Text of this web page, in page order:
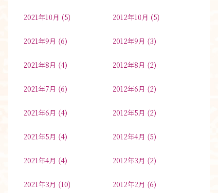
2021年10月 (5)
2021年9月 (6)
2021年8月 (4)
2021年7月 (6)
2021年6月 (4)
2021年5月 (4)
2021年4月 (4)
2021年3月 (10)
2012年10月 (5)
2012年9月 (3)
2012年8月 (2)
2012年6月 (2)
2012年5月 (2)
2012年4月 (5)
2012年3月 (2)
2012年2月 (6)